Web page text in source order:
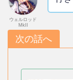
ウェルロッド
MkII
次の話へ